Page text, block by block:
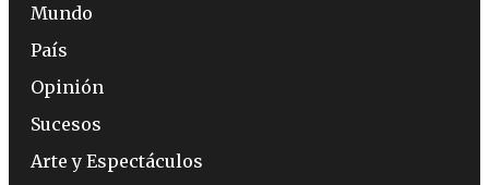
Mundo
País
Opinión
Sucesos
Arte y Espectáculos